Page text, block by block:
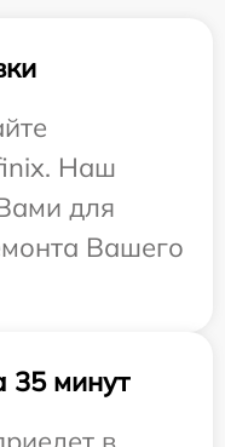
Наш
для
Вашего
35 минут